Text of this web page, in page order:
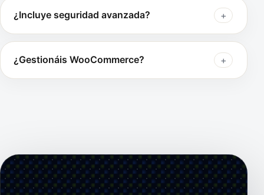
¿Incluye seguridad avanzada?
¿Gestionáis WooCommerce?